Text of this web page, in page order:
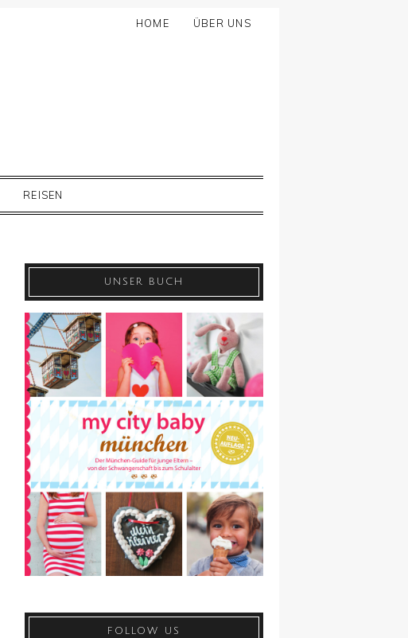
HOME ÜBER UNS
REISEN
UNSER BUCH
FOLLOW US